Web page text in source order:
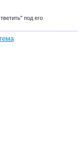
под его